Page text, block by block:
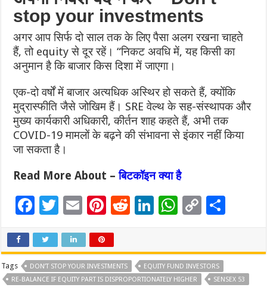
stop your investments
अगर आप सिर्फ दो साल तक के लिए पैसा अलग रखना चाहते
हैं, तो equity से दूर रहें। “निकट अवधि में, यह किसी का
अनुमान है कि बाजार किस दिशा में जाएगा।
एक-दो वर्षों में बाजार अत्यधिक अस्थिर हो सकते हैं, क्योंकि
मुद्रास्फीति जैसे जोखिम हैं। SRE वेल्थ के सह-संस्थापक और
मुख्य कार्यकारी अधिकारी, कीर्तन शाह कहते हैं, अभी तक
COVID-19 मामलों के बढ़ने की संभावना से इंकार नहीं किया
जा सकता है।
Read More About – बिटकॉइन क्या है
F
e
b
o
T
tt
er
E
ai
l
Pi
er
es
t
R
di
t
Li
e
dI
W
sA
p
C
y
Li
Tags DON’T STOP YOUR INVESTMENTS
EQUITY FUND INVESTORS
RE-BALANCE IF EQUITY PART IS DISPROPORTIONATELY HIGHER
SENSEX 53